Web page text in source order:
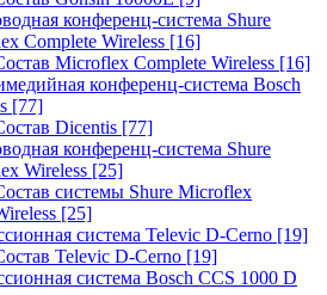
конференц-система Shure
Complete Wireless [16]
Microflex Complete Wireless [16]
конференц-система Bosch
[77]
Dicentis [77]
конференц-система Shure
Wireless [25]
системы Shure Microflex
[25]
система Televic D-Cerno [19]
Televic D-Cerno [19]
система Bosch CCS 1000 D